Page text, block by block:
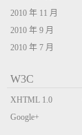
2010 年 11 月
2010 年 9 月
2010 年 7 月
W3C
XHTML 1.0
Transitional
Google+